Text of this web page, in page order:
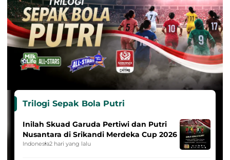
Trilogi Sepak Bola Putri
Inilah Skuad Garuda Pertiwi dan Putri
Nusantara di Srikandi Merdeka Cup 2026
Indonesia2 hari yang lalu